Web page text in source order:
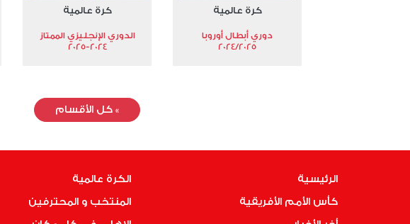
كرة عالمية
دوري أبطال أوروبا
2024/2025
كرة عالمية
الدوري الإنجليزي الممتاز
2024-2025
»كل الأقسام
الرئيسية
كأس الأمم الأفريقية
الكرة عالمية
المنتخب و المحترفين